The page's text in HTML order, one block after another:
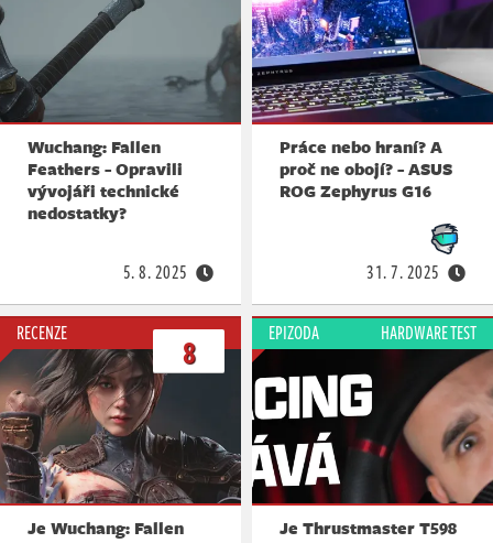
Wuchang: Fallen
Feathers - Opravili
vývojáři technické
nedostatky?
5. 8. 2025
Práce nebo hraní? A
proč ne obojí? - ASUS
ROG Zephyrus G16
31. 7. 2025
RECENZE 8
Je Wuchang: Fallen
EPIZODA HARDWARE TEST
Je Thrustmaster T598